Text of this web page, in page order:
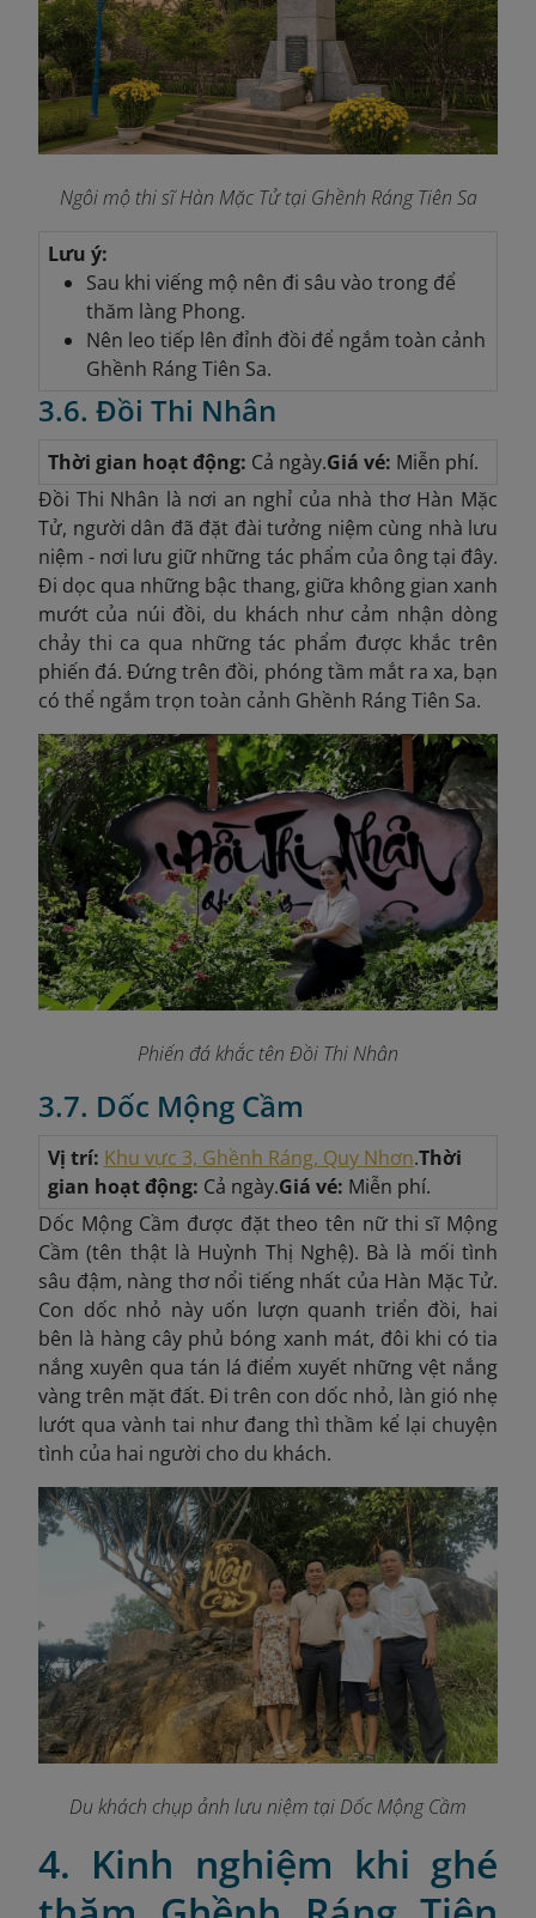
Ngôi mộ thi sĩ Hàn Mặc Tử tại Ghềnh Ráng Tiên Sa
Lưu ý:
Sau khi viếng mộ nên đi sâu vào trong để
thăm làng Phong.
Nên leo tiếp lên đỉnh đồi để ngắm toàn cảnh
Ghềnh Ráng Tiên Sa.
3.6. Đồi Thi Nhân
Thời gian hoạt động: Cả ngày.Giá vé: Miễn phí.
Đồi Thi Nhân là nơi an nghỉ của nhà thơ Hàn Mặc
Tử, người dân đã đặt đài tưởng niệm cùng nhà lưu
niệm - nơi lưu giữ những tác phẩm của ông tại đây.
Đi dọc qua những bậc thang, giữa không gian xanh
mướt của núi đồi, du khách như cảm nhận dòng
chảy thi ca qua những tác phẩm được khắc trên
phiến đá. Đứng trên đồi, phóng tầm mắt ra xa, bạn
có thể ngắm trọn toàn cảnh Ghềnh Ráng Tiên Sa.
Phiến đá khắc tên Đồi Thi Nhân
3.7. Dốc Mộng Cầm
Vị trí: Khu vực 3, Ghềnh Ráng, Quy Nhơn.Thời
gian hoạt động: Cả ngày.Giá vé: Miễn phí.
Dốc Mộng Cầm được đặt theo tên nữ thi sĩ Mộng
Cầm (tên thật là Huỳnh Thị Nghệ). Bà là mối tình
sâu đậm, nàng thơ nổi tiếng nhất của Hàn Mặc Tử.
Con dốc nhỏ này uốn lượn quanh triển đồi, hai
bên là hàng cây phủ bóng xanh mát, đôi khi có tia
nắng xuyên qua tán lá điểm xuyết những vệt nắng
vàng trên mặt đất. Đi trên con dốc nhỏ, làn gió nhẹ
lướt qua vành tai như đang thì thầm kể lại chuyện
tình của hai người cho du khách.
Du khách chụp ảnh lưu niệm tại Dốc Mộng Cầm
4. Kinh nghiệm khi ghé